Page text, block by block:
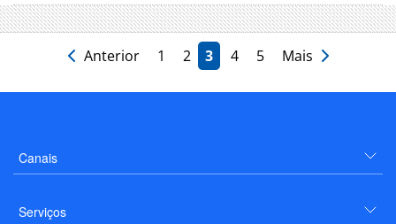
Anterior 1 2 3 4 5 Mais
Canais
Serviços